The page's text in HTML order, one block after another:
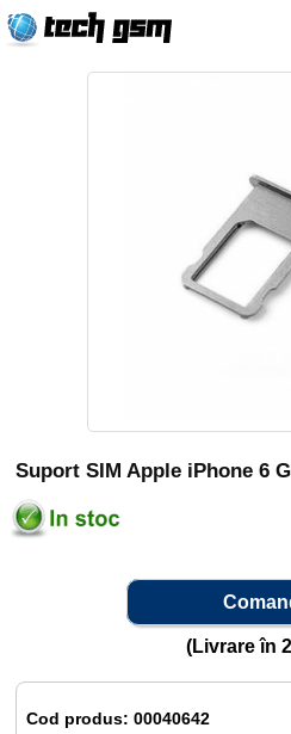
Suport SIM Apple iPhone 6
(Livrare în
Cod produs: 00040642